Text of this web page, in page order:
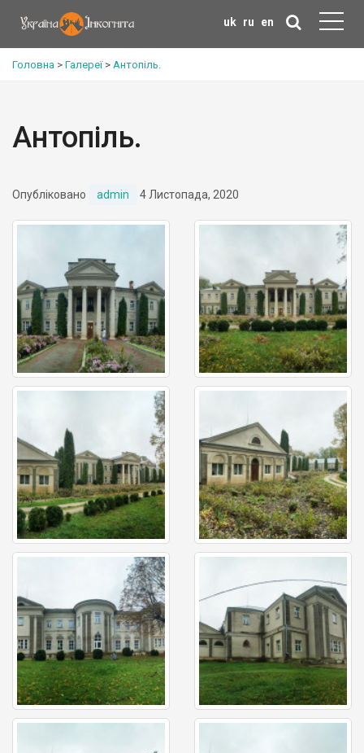
uk ru en
Головна > Галереї> Антопіль.
Антопіль.
Опубліковано admin 4 Листопада, 2020